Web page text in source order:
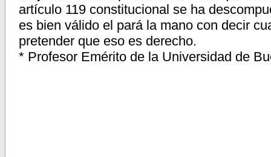
artículo 119 constitucional se ha
es bien válido el pará la mano con decir
pretender que eso es derecho.
* Profesor Emérito de la Universidad de